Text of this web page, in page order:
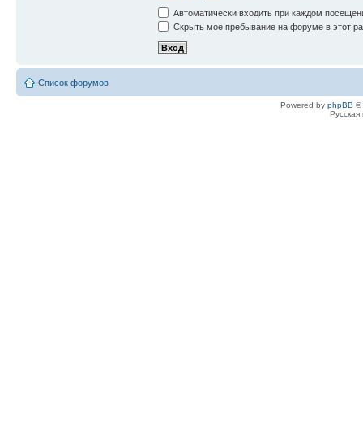
Автоматически входить при каждом
Скрыть мое пребывание на форуме в этот
Список форумов
Powered by phpBB ©